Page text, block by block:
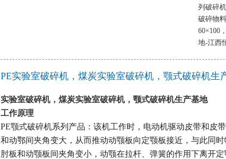
列破碎
破碎物
60×100
地-江西
PE实验室破碎机，煤炭实验室破碎机，颚式破碎机生
实验室破碎机，煤炭实验室破碎机，颚式破碎机生产基地
工作原理
PE颚式破碎机系列产品：该机工作时，电动机驱动皮带和皮
和动鄂间夹角变大，从而推动动颚板向定颚板接近，与此同
肘板和动颚板间夹角变小，动颚在拉杆、弹簧的作用下离开